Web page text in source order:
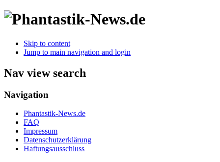
Skip to content
Jump to main navigation and login
Nav view search
Navigation
Phantastik-News.de
FAQ
Impressum
Datenschutzerklärung
Haftungsausschluss